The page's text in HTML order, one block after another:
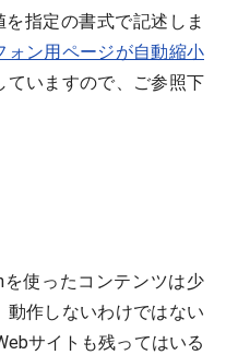
指定の書式で記述しま
ォン用ページが自動縮小
ていますので、ご参照下
使ったコンテンツは少
動作しないわけではない
サイトも残ってはいる